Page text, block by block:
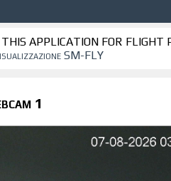
APPLICATION FOR FLIGHT
SM-FLY
1